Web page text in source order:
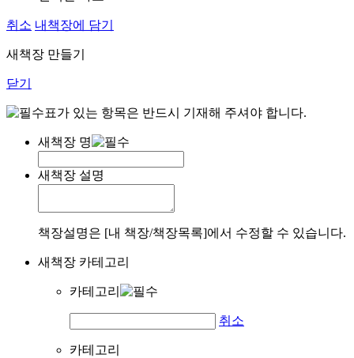
취소 내책장에 담기
새책장 만들기
닫기
표가 있는 항목은 반드시 기재해 주셔야 합니다.
새책장 명
새책장 설명
책장설명은 [내 책장/책장목록]에서 수정할 수 있습니다.
새책장 카테고리
카테고리
취소
카테고리